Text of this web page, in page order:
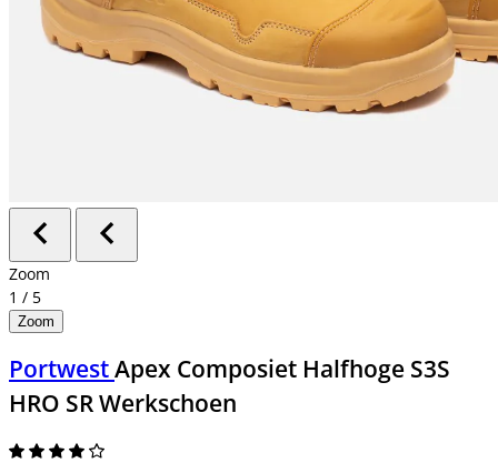
Zoom
1 / 5
Zoom
PortwestApex Composiet Halfhoge S3S
HRO SR Werkschoen